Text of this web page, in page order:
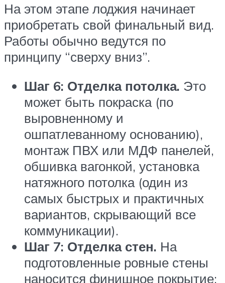
На этом этапе лоджия начинает
приобретать свой финальный вид.
Работы обычно ведутся по
принципу “сверху вниз”.
Шаг 6: Отделка потолка. Это
может быть покраска (по
выровненному и
ошпатлеванному основанию),
монтаж ПВХ или МДФ панелей,
обшивка вагонкой, установка
натяжного потолка (один из
самых быстрых и практичных
вариантов, скрывающий все
коммуникации).
Шаг 7: Отделка стен. На
подготовленные ровные стены
наносится финишное покрытие: